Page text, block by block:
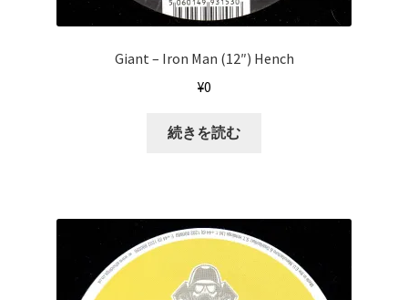
Giant – Iron Man (12″) Hench
¥0
続きを読む